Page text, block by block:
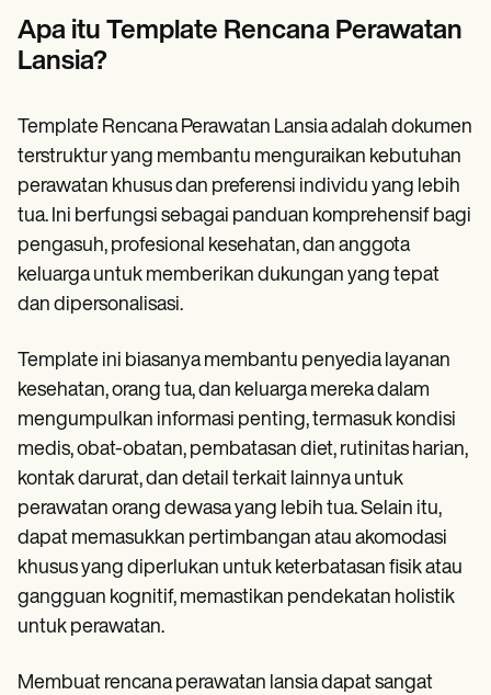
Help Center
Demos
Training Hub
Become a Partner
Pricing
Why Carepatron?
Login
Get started
Apa itu Template Rencana Perawatan
Lansia?
Template Rencana Perawatan Lansia adalah dokumen
terstruktur yang membantu menguraikan kebutuhan
perawatan khusus dan preferensi individu yang lebih
tua. Ini berfungsi sebagai panduan komprehensif bagi
pengasuh, profesional kesehatan, dan anggota
keluarga untuk memberikan dukungan yang tepat
dan dipersonalisasi.
Template ini biasanya membantu penyedia layanan
kesehatan, orang tua, dan keluarga mereka dalam
mengumpulkan informasi penting, termasuk kondisi
medis, obat-obatan, pembatasan diet, rutinitas harian,
kontak darurat, dan detail terkait lainnya untuk
perawatan orang dewasa yang lebih tua. Selain itu,
dapat memasukkan pertimbangan atau akomodasi
khusus yang diperlukan untuk keterbatasan fisik atau
gangguan kognitif, memastikan pendekatan holistik
untuk perawatan.
Membuat rencana perawatan lansia dapat sangat